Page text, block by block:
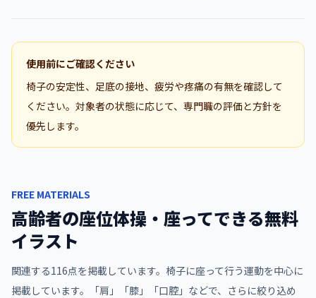
使用前にご確認ください
椅子の安定性、足底の接地、疲労や疼痛の有無を確認して
ください。対象者の状態に応じて、専門職の評価と方針を
優先します。
FREE MATERIALS
高齢者の座位体操・座ってできる無料
イラスト
関連する116点を掲載しています。 椅子に座って行う運動を中心に
掲載しています。「肩」「膝」「口腔」などで、さらに絞り込め